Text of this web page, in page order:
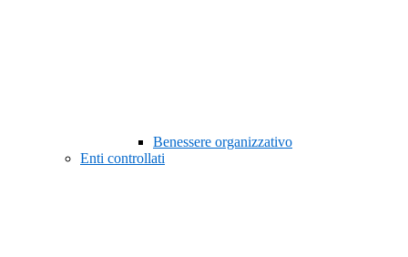
Benessere organizzativo
Enti controllati